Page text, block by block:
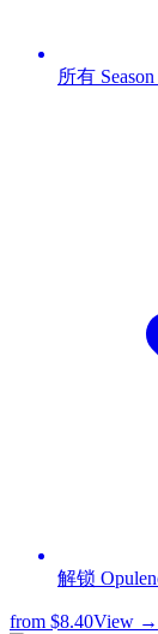
所有
解锁
from $8.40View →